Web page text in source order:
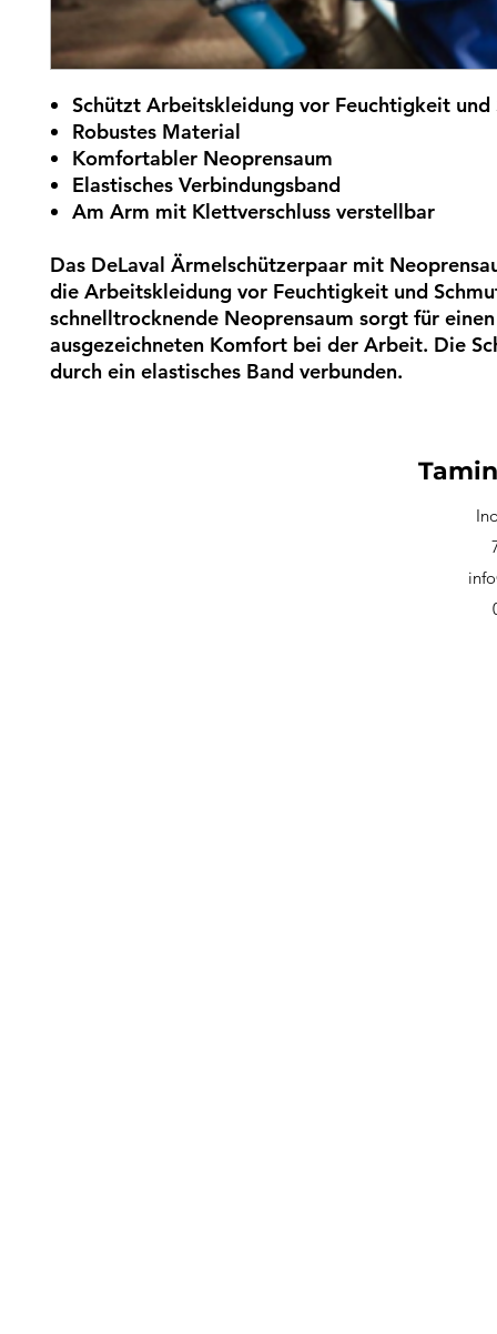
Schützt Arbeitskleidung vor Feuchtigkeit und
Robustes Material
Komfortabler Neoprensaum
Elastisches Verbindungsband
Am Arm mit Klettverschluss verstellbar
Das DeLaval Ärmelschützerpaar mit
die Arbeitskleidung vor Feuchtigkeit und
schnelltrocknende Neoprensaum sorgt für einen
ausgezeichneten Komfort bei der Arbeit. Die
durch ein elastisches Band verbunden.